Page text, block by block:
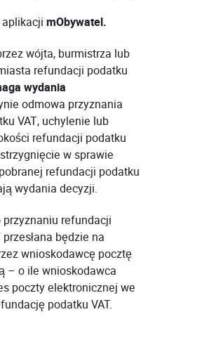
mObywatel.
wójta, burmistrza lub
refundacji podatku
wydania
odmowa przyznania
VAT, uchylenie lub
refundacji podatku
w sprawie
refundacji podatku
wydania decyzji.
refundacji
będzie na
wnioskodawcę pocztę
– o ile wnioskodawca
poczty elektronicznej we
podatku VAT.